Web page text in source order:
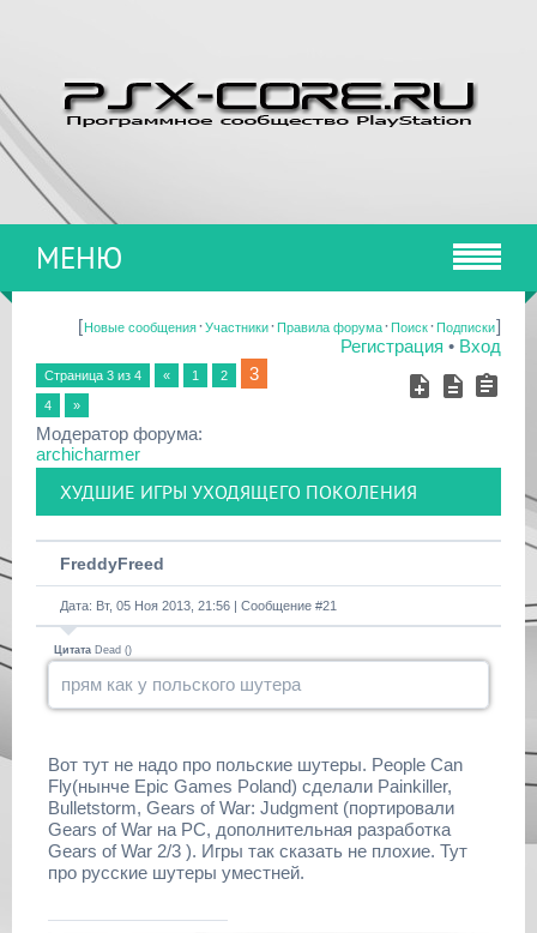
МЕНЮ
[Новые сообщения·Участники·Правила форума·Поиск·Подписки]
Регистрация • Вход
Страница 3 из 4 « 1 2 3
4 »
Модератор форума:
archicharmer
ХУДШИЕ ИГРЫ УХОДЯЩЕГО ПОКОЛЕНИЯ
FreddyFreed
Дата: Вт, 05 Ноя 2013, 21:56 | Сообщение #21
Цитата Dead ()
прям как у польского шутера
Вот тут не надо про польские шутеры. People Can
Fly(нынче Epic Games Poland) cделали Painkiller,
Bulletstorm, Gears of War: Judgment (портировали
Gears of War на PC, дополнительная разработка
Gears of War 2/3 ). Игры так сказать не плохие. Тут
про русские шутеры уместней.